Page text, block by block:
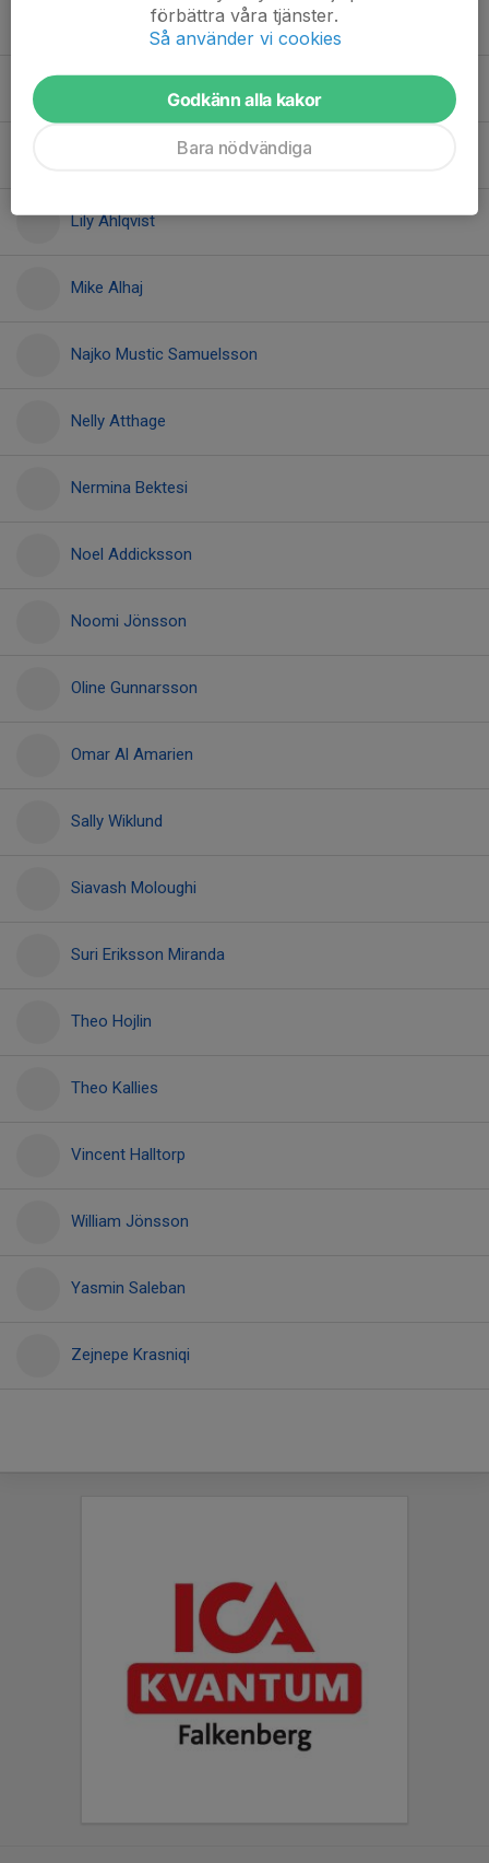
Junis Anding
Lennon Allbjer Pereira
Lily Ahlqvist
Mike Alhaj
Najko Mustic Samuelsson
Nelly Atthage
Nermina Bektesi
Noel Addicksson
Noomi Jönsson
Oline Gunnarsson
Omar Al Amarien
Sally Wiklund
Siavash Moloughi
Suri Eriksson Miranda
Theo Hojlin
Theo Kallies
Vincent Halltorp
William Jönsson
Yasmin Saleban
Zejnepe Krasniqi
förbättra våra tjänster.
Så använder vi cookies
Godkänn alla kakor
Bara nödvändiga